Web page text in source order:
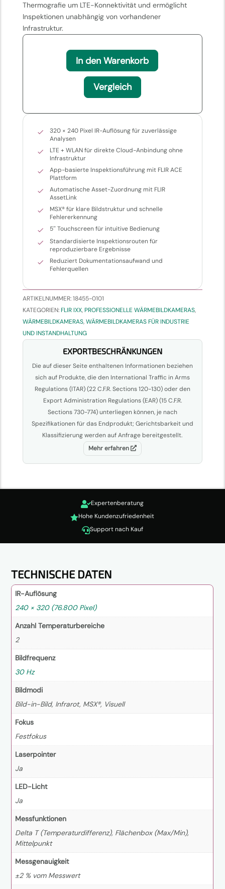
Thermografie um LTE-Konnektivität und ermöglicht
Inspektionen unabhängig von vorhandener
Infrastruktur.
In den Warenkorb
Vergleich
320 × 240 Pixel IR-Auflösung für zuverlässige
Analysen
LTE + WLAN für direkte Cloud-Anbindung ohne
Infrastruktur
App-basierte Inspektionsführung mit FLIR ACE
Plattform
Automatische Asset-Zuordnung mit FLIR
AssetLink
MSX® für klare Bildstruktur und schnelle
Fehlererkennung
5″ Touchscreen für intuitive Bedienung
Standardisierte Inspektionsrouten für
reproduzierbare Ergebnisse
Reduziert Dokumentationsaufwand und
Fehlerquellen
ARTIKELNUMMER:18455-0101
KATEGORIEN:FLIR IXX,PROFESSIONELLE WÄRMEBILDKAMERAS,
WÄRMEBILDKAMERAS,WÄRMEBILDKAMERAS FÜR INDUSTRIE
UND INSTANDHALTUNG
EXPORTBESCHRÄNKUNGEN
Die auf dieser Seite enthaltenen Informationen beziehen
sich auf Produkte, die den International Traffic in Arms
Regulations (ITAR) (22 C.F.R. Sections 120-130) oder den
Export Administration Regulations (EAR) (15 C.F.R.
Sections 730-774) unterliegen können, je nach
Spezifikationen für das Endprodukt; Gerichtsbarkeit und
Klassifizierung werden auf Anfrage bereitgestellt.
Mehr erfahren
Expertenberatung
Hohe Kundenzufriedenheit
Support nach Kauf
TECHNISCHE DATEN
IR-Auflösung
240 × 320 (76.800 Pixel)
Anzahl Temperaturbereiche
2
Bildfrequenz
30 Hz
Bildmodi
Bild-in-Bild, Infrarot, MSX®, Visuell
Fokus
Festfokus
Laserpointer
Ja
LED-Licht
Ja
Messfunktionen
Delta T (Temperaturdifferenz), Flächenbox (Max/Min),
Mittelpunkt
Messgenauigkeit
±2 % vom Messwert